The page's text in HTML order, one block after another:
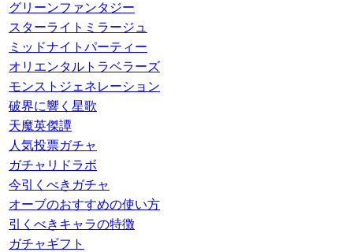
グリーンファンタジー
スターライトミラージュ
ミッドナイトパーティー
オリエンタルトラベラーズ
モンストジェネレーション
破界に響く星歌
天魔英傑譚
人気投票ガチャ
ガチャリドラボ
今引くべきガチャ
オーブのおすすめの使い方
引くべきキャラの特徴
ガチャギフト